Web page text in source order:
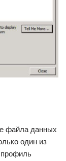
файла данных
один из